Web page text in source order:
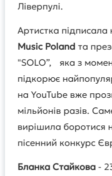
Ліверпулі.
Артистка підписала
Music Poland та
"SOLO”, яка з
підкорює
на YouTube вже
мільйонів разів.
вирішила боротися
пісенний конкурс
Бланка Стайкова -